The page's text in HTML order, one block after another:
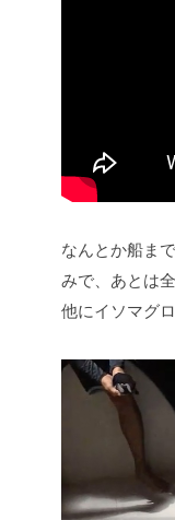
なんとか船ま
みで、あとは
他にイソマグ